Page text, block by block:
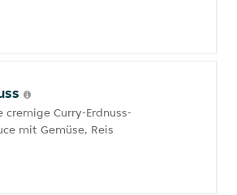
cremige Curry-Erdnuss-
mit Gemüse, Reis